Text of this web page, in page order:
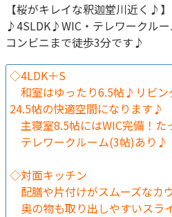
【桜がキレイな釈迦堂川近く♪
♪4SLDK♪WIC・テレワークル
コンビニまで徒歩3分です♪
◇4LDK＋S
和室はゆったり6.5帖♪リビン
24.5帖の快適空間になります♪
主寝室8.5帖にはWIC完備！
テレワークルーム(3帖)あり♪
◇対面キッチン
配膳や片付けがスムーズなカ
奥の物も取り出しやすいスラ